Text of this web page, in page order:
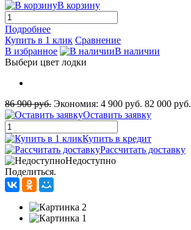
В корзину
Подробнее
Купить в 1 клик Сравнение
В избранное
В наличии
Выбери цвет лодки
86 900 руб. Экономия: 4 900 руб. 82 000 руб.
Оставить заявку
Купить в кредит
Рассчитать доставку
Недоступно
Поделиться.